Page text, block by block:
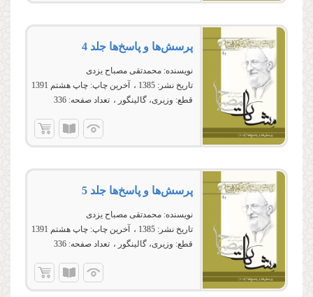
پرسش‌ها و پاسخ‌ها جلد 4
نویسنده: محمدتقی مصباح یزدی
تاریخ نشر: 1385 آخرین چاپ: چاپ هشتم 1391
قطع: وزیری، گالینگور تعداد صفحه: 336
پرسش‌ها و پاسخ‌ها جلد 5
نویسنده: محمدتقی مصباح یزدی
تاریخ نشر: 1385 آخرین چاپ: چاپ هشتم 1391
قطع: وزیری، گالینگور تعداد صفحه: 336